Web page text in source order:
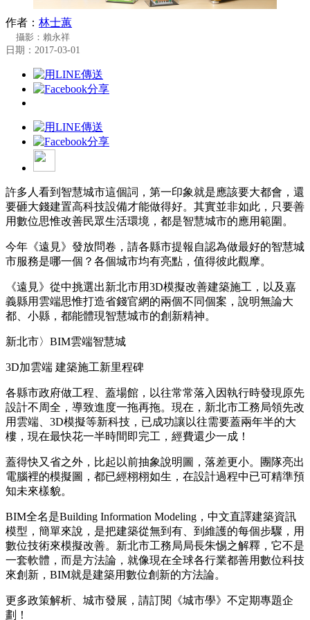
作者： 林士蕙
攝影：賴永祥
日期：2017-03-01
許多人看到智慧城市這個詞，第一印象就是應該要大都會，還
要砸大錢建置高科技設備才能做得好。其實並非如此，只要善
用數位思惟改善民眾生活環境，都是智慧城市的應用範圍。
今年《遠見》發放問卷，請各縣市提報自認為做最好的智慧城
市服務是哪一個？各個城市均有亮點，值得彼此觀摩。
《遠見》從中挑選出新北市用3D模擬改善建築施工，以及嘉
義縣用雲端思惟打造省錢官網的兩個不同個案，說明無論大
都、小縣，都能體現智慧城市的創新精神。
新北市〉BIM雲端智慧城
3D加雲端 建築施工新里程碑
各縣市政府做工程、蓋場館，以往常常落入因執行時發現原先
設計不周全，導致進度一拖再拖。現在，新北市工務局領先改
用雲端、3D模擬等新科技，已成功讓以往需要蓋兩年半的大
樓，現在最快花一半時間即完工，經費還少一成！
蓋得快又省之外，比起以前抽象說明圖，落差更小。團隊亮出
電腦裡的模擬圖，都已經栩栩如生，在設計過程中已可精準預
知未來樣貌。
BIM全名是Building Information Modeling，中文直譯建築資訊
模型，簡單來說，是把建築從無到有、到維護的每個步驟，用
數位技術來模擬改善。新北市工務局局長朱惕之解釋，它不是
一套軟體，而是方法論，就像現在全球各行業都善用數位科技
來創新，BIM就是建築用數位創新的方法論。
更多政策解析、城市發展，請訂閱《城市學》不定期專題企
劃！